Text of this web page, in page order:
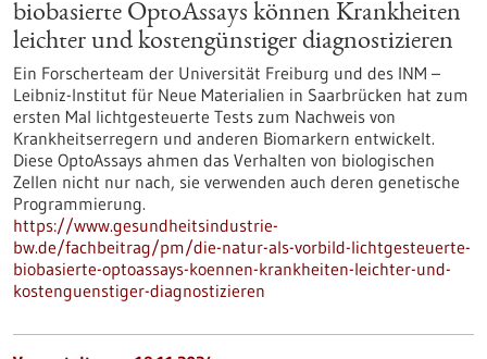
biobasierte OptoAssays können Krankheiten
leichter und kostengünstiger diagnostizieren
Ein Forscherteam der Universität Freiburg und des INM –
Leibniz-Institut für Neue Materialien in Saarbrücken hat zum
ersten Mal lichtgesteuerte Tests zum Nachweis von
Krankheitserregern und anderen Biomarkern entwickelt.
Diese OptoAssays ahmen das Verhalten von biologischen
Zellen nicht nur nach, sie verwenden auch deren genetische
Programmierung.
https://www.gesundheitsindustrie-
bw.de/fachbeitrag/pm/die-natur-als-vorbild-lichtgesteuerte-
biobasierte-optoassays-koennen-krankheiten-leichter-und-
kostenguenstiger-diagnostizieren